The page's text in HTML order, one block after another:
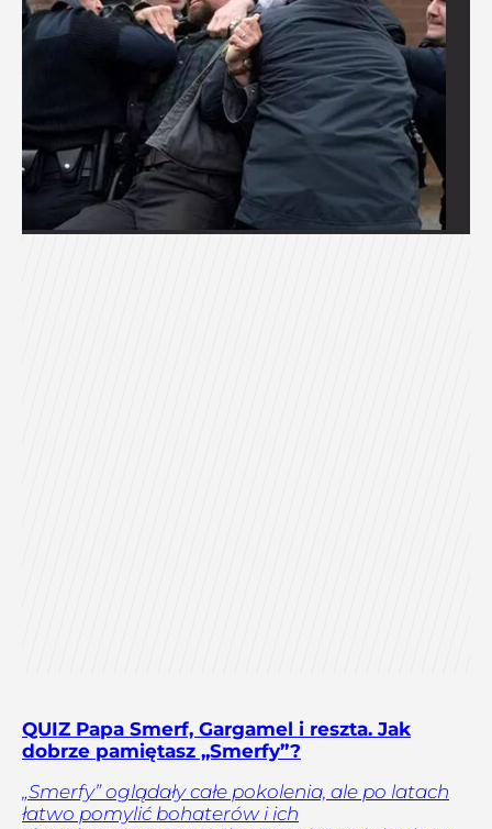
QUIZ Papa Smerf, Gargamel i reszta. Jak
dobrze pamiętasz „Smerfy”?
„Smerfy” oglądały całe pokolenia, ale po latach
łatwo pomylić bohaterów i ich